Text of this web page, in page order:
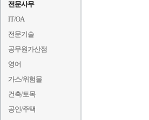
전문사무
IT/OA
전문기술
공무원가산점
영어
가스/위험물
건축/토목
공인/주택